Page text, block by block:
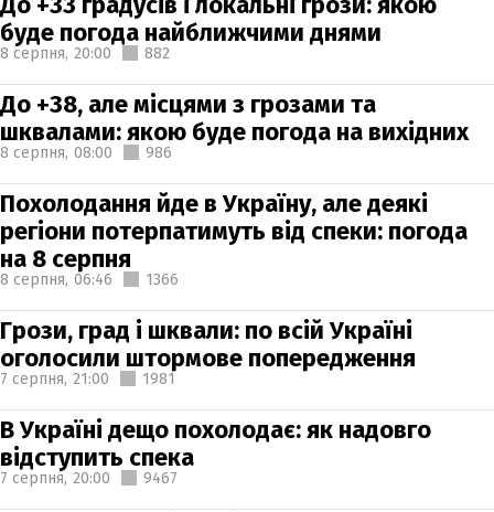
буде погода найближчими днями
8 серпня, 20:00 882
До +38, але місцями з грозами та
шквалами: якою буде погода на вихідних
8 серпня, 08:00 986
Похолодання йде в Україну, але деякі
регіони потерпатимуть від спеки: погода
на 8 серпня
8 серпня, 06:46 1366
Грози, град і шквали: по всій Україні
оголосили штормове попередження
7 серпня, 21:00 1981
В Україні дещо похолодає: як надовго
відступить спека
7 серпня, 20:00 9467